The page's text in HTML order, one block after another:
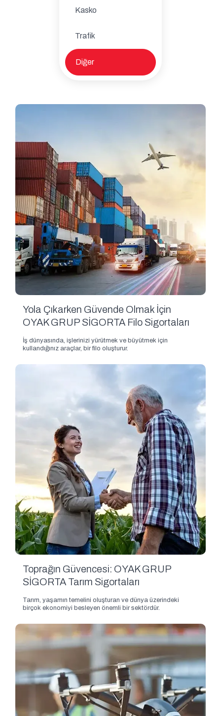
Kasko
Trafik
Diğer
Yola Çıkarken Güvende Olmak İçin
OYAK GRUP SİGORTA Filo Sigortaları
İş dünyasında, işlerinizi yürütmek ve büyütmek için
kullandığınız araçlar, bir filo oluşturur.
Toprağın Güvencesi: OYAK GRUP
SİGORTA Tarım Sigortaları
Tarım, yaşamın temelini oluşturan ve dünya üzerindeki
birçok ekonomiyi besleyen önemli bir sektördür.